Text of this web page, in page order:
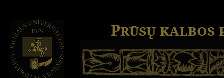
Prūsų kalbos